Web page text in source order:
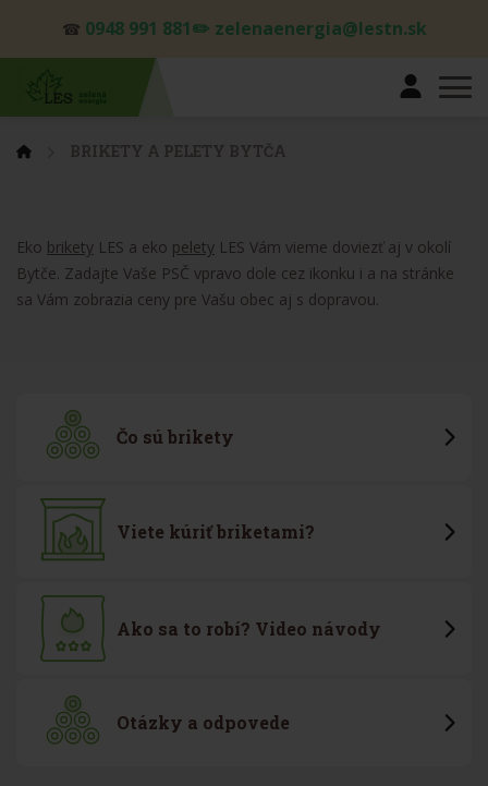
☎ 0948 991 881✏️ zelenaenergia@lestn.sk
BRIKETY A PELETY BYTČA
Eko brikety LES a eko pelety LES Vám vieme doviezť aj v okolí
Bytče. Zadajte Vaše PSČ vpravo dole cez ikonku i a na stránke
sa Vám zobrazia ceny pre Vašu obec aj s dopravou.
Čo sú brikety
Viete kúriť briketami?
Ako sa to robí? Video návody
Otázky a odpovede